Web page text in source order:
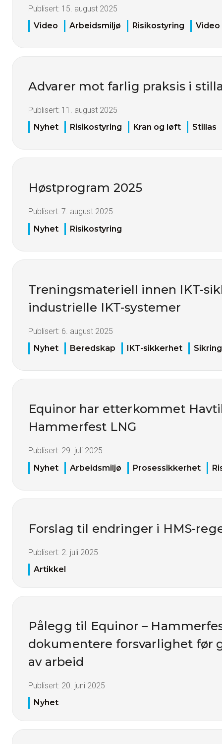
Publisert: 15. august 2025
Video
Arbeidsmiljø Risikostyring Video
Advarer mot farlig praksis i
Publisert: 11. august 2025
Nyhet
Risikostyring Kran og løft Stillas
Høstprogram 2025
Publisert: 7. august 2025
Nyhet
Risikostyring
Treningsmateriell innen IKT-
industrielle IKT-systemer
Publisert: 6. august 2025
Nyhet
Beredskap IKT-sikkerhet Sikring
Equinor har etterkommet
Hammerfest LNG
Publisert: 29. juli 2025
Nyhet
Arbeidsmiljø Prosessikkerhet
Forslag til endringer i HMS-
Publisert: 2. juli 2025
Artikkel
Pålegg til Equinor –
dokumentere forsvarlighet før
av arbeid
Publisert: 20. juni 2025
Nyhet